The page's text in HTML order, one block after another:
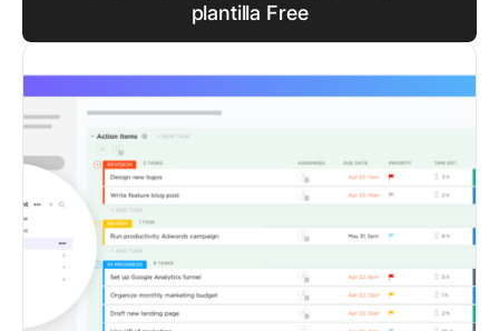
plantilla Free